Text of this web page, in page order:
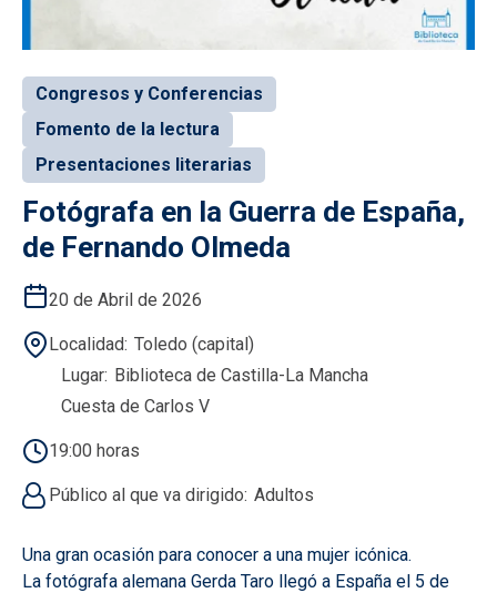
Congresos y Conferencias
Fomento de la lectura
Presentaciones literarias
Fotógrafa en la Guerra de España,
de Fernando Olmeda
20 de Abril de 2026
Localidad Toledo (capital)
Lugar Biblioteca de Castilla-La Mancha
Cuesta de Carlos V
19:00 horas
Público al que va dirigido Adultos
Una gran ocasión para conocer a una mujer icónica.
La fotógrafa alemana Gerda Taro llegó a España el 5 de